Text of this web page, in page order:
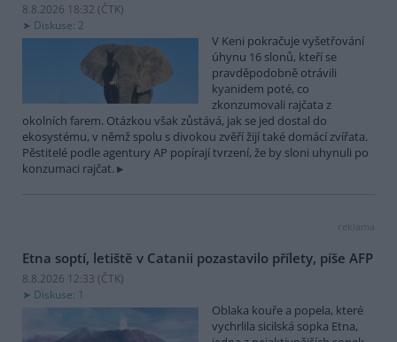
8.8.2026 18:32 (ČTK)
Diskuse: 2
V Keni pokračuje vyšetřování
úhynu 16 slonů, kteří se
pravděpodobně otrávili
kyanidem poté, co
zkonzumovali rajčata z
okolních farem. Otázkou však zůstává, jak se jed dostal do
ekosystému, v němž spolu s divokou zvěří žijí také domácí zvířata.
Pěstitelé podle agentury AP popírají tvrzení, že by sloni uhynuli po
konzumaci rajčat.
reklama
Etna soptí, letiště v Catanii pozastavilo přílety, píše AFP
8.8.2026 12:33 (ČTK)
Diskuse: 1
Oblaka kouře a popela, které
vychrlila sicilská sopka Etna,